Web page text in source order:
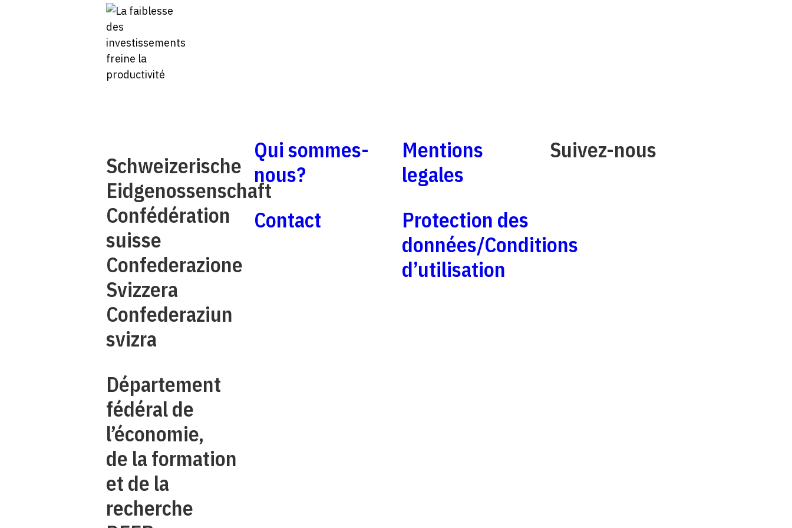
Schweizerische
Eidgenossenschaft
Confédération
suisse
Confederazione
Svizzera
Confederaziun
svizra
Département
fédéral de
l’économie,
de la formation
et de la
recherche
Qui sommes-
nous?
Contact
Mentions
legales
Protection des
données/Conditions
d’utilisation
Suivez-nous